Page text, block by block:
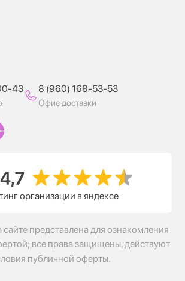
43 8 (960) 168-53-53
Офис доставки
организации в яндексе
представлена для ознакомления
все права защищены, действуют
публичной оферты.